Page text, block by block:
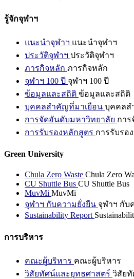
รู้จักจุฬาฯ
แนะนำจุฬาฯ แนะนำจุฬาฯ
ประวัติจุฬาฯ ประวัติจุฬาฯ
ภารกิจหลัก ภารกิจหลัก
จุฬาฯ 100 ปี จุฬาฯ 100 ปี
ข้อมูลและสถิติ ข้อมูลและสถิติ
บุคคลสำคัญที่มาเยือน บุคคลส
การจัดอันดับมหาวิทยาลัย กา
การรับรองหลักสูตร การรับรอ
Green University
Chula Zero Waste Chula Zero
CU Shuttle Bus CU Shuttle Bus
MuvMi MuvMi
จุฬาฯ กับความยั่งยืน จุฬาฯ กับ
Sustainability Report
การบริหาร
คณะผู้บริหาร คณะผู้บริหาร
วิสัยทัศน์และยุทธศาสตร์ วิสัย